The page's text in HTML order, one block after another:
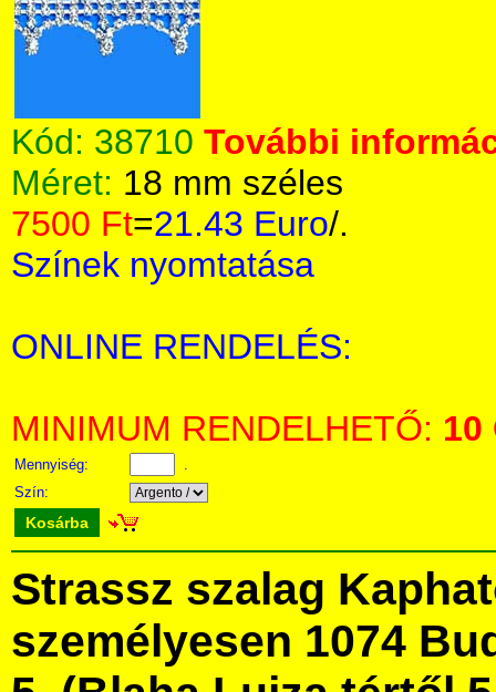
Kód: 38710 További
Méret: 18 mm széles
7500 Ft=21.43 Euro/.
Színek nyomtatása
ONLINE RENDELÉS:
MINIMUM RENDELHETŐ: 10
Mennyiség:
.
Szín:
Kosárba
Strassz szalag
személyesen 1074